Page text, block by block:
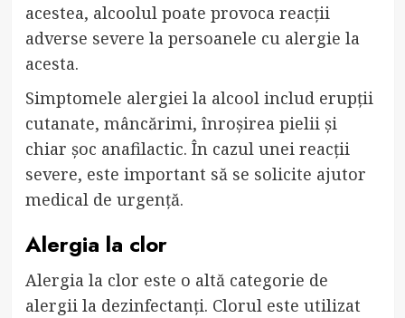
acestea, alcoolul poate provoca reacții
adverse severe la persoanele cu alergie la
acesta.
Simptomele alergiei la alcool includ erupții
cutanate, mâncărimi, înroșirea pielii și
chiar șoc anafilactic. În cazul unei reacții
severe, este important să se solicite ajutor
medical de urgență.
Alergia la clor
Alergia la clor este o altă categorie de
alergii la dezinfectanți. Clorul este utilizat